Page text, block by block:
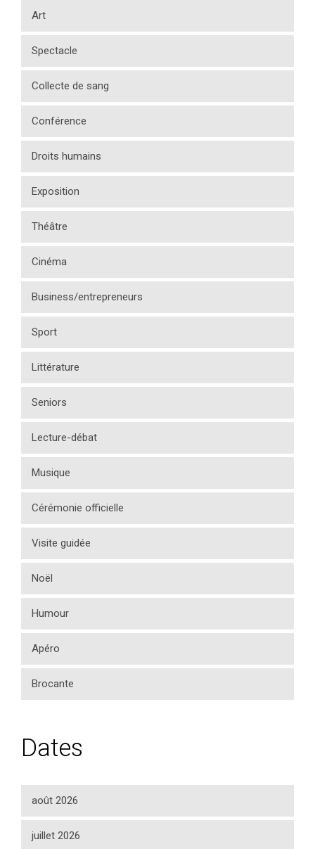
Art
Spectacle
Collecte de sang
Conférence
Droits humains
Exposition
Théâtre
Cinéma
Business/entrepreneurs
Sport
Littérature
Seniors
Lecture-débat
Musique
Cérémonie officielle
Visite guidée
Noël
Humour
Apéro
Brocante
Dates
août 2026
juillet 2026